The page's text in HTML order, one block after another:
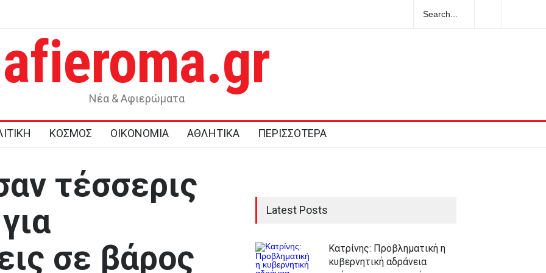
Σοκ στην Κρήτη: Τουρίστας ζήτησε τιμή για να αγοράσει
ανήλικο κορίτσι
afieroma.gr
Νέα & Αφιερώματα
ΚΟΣΜΟΣ ΟΙΚΟΝΟΜΙΑ ΑΘΛΗΤΙΚΑ ΠΕΡΙΣΣΟΤΕΡΑ
τέσσερις
σε βάρος
Latest Posts
Κατρίνης: Προβληματική η
κυβερνητική αδράνεια